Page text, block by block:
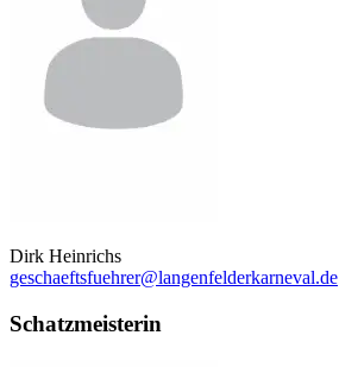
Dirk Heinrichs
geschaeftsfuehrer@langenfelderkarneval.de
Schatzmeisterin